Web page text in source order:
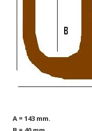
A = 143 mm.